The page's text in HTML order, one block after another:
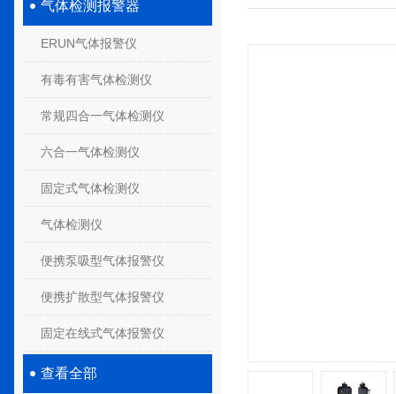
气体检测报警器
ERUN气体报警仪
有毒有害气体检测仪
常规四合一气体检测仪
六合一气体检测仪
固定式气体检测仪
气体检测仪
便携泵吸型气体报警仪
便携扩散型气体报警仪
固定在线式气体报警仪
查看全部